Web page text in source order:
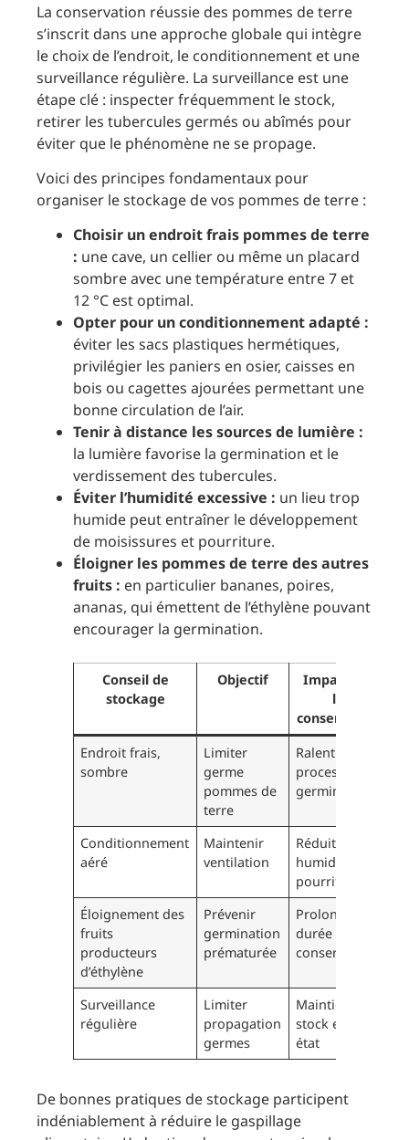
La conservation réussie des pommes de terre
s’inscrit dans une approche globale qui intègre
le choix de l’endroit, le conditionnement et une
surveillance régulière. La surveillance est une
étape clé : inspecter fréquemment le stock,
retirer les tubercules germés ou abîmés pour
éviter que le phénomène ne se propage.
Voici des principes fondamentaux pour
organiser le stockage de vos pommes de terre :
Choisir un endroit frais pommes de terre
: une cave, un cellier ou même un placard
sombre avec une température entre 7 et
12 °C est optimal.
Opter pour un conditionnement adapté :
éviter les sacs plastiques hermétiques,
privilégier les paniers en osier, caisses en
bois ou cagettes ajourées permettant une
bonne circulation de l’air.
Tenir à distance les sources de lumière :
la lumière favorise la germination et le
verdissement des tubercules.
Éviter l’humidité excessive : un lieu trop
humide peut entraîner le développement
de moisissures et pourriture.
Éloigner les pommes de terre des autres
fruits : en particulier bananes, poires,
ananas, qui émettent de l’éthylène pouvant
encourager la germination.
Conseil de
stockage
Objectif
Impact sur
la
conservation
Endroit frais,
sombre
Limiter
germe
pommes de
terre
Ralentit le
processus de
germination
Conditionnement
aéré
Maintenir
ventilation
Réduit
humidité et
pourriture
Éloignement des
fruits
producteurs
d’éthylène
Prévenir
germination
prématurée
Prolonge
durée de
conservation
Surveillance
régulière
Limiter
propagation
germes
Maintient
stock en bon
état
De bonnes pratiques de stockage participent
indéniablement à réduire le gaspillage